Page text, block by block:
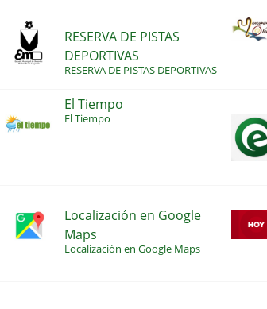
RESERVA DE PISTAS
DEPORTIVAS
RESERVA DE PISTAS DEPORTIVAS
El Tiempo
El Tiempo
Localización en Google
Maps
Localización en Google Maps